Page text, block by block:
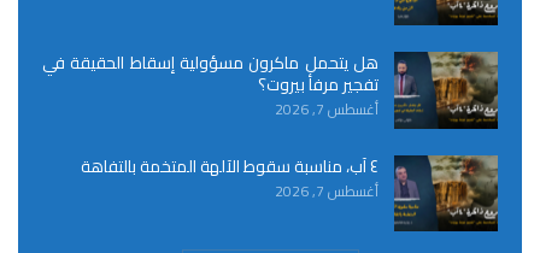
هل يتحمل ماكرون مسؤولية إسقاط الحقيقة في
تفجير مرفأ بيروت؟
أغسطس 7, 2026
٤ آب، مناسبة سقوط الآلهة المتخمة بالتفاهة
أغسطس 7, 2026